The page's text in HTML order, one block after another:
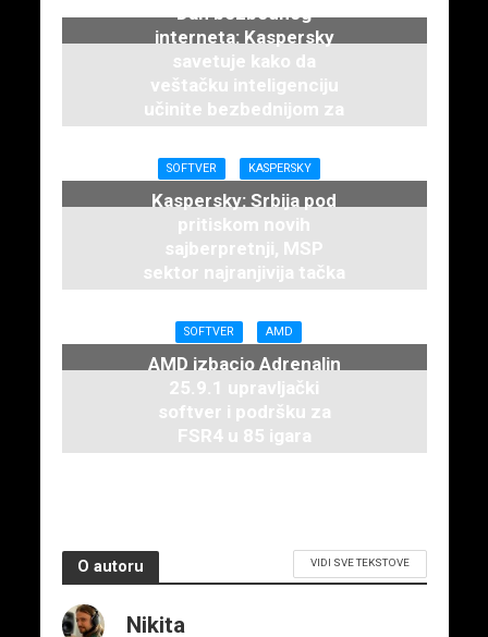
Dan bezbednog
interneta: Kaspersky
savetuje kako da
veštačku inteligenciju
učinite bezbednijom za
decu
12. februara 2026.
SOFTVER KASPERSKY
Kaspersky: Srbija pod
pritiskom novih
sajberpretnji, MSP
sektor najranjivija tačka
SOFTVER AMD
AMD izbacio Adrenalin
25.9.1 upravljački
softver i podršku za
FSR4 u 85 igara
O autoru VIDI SVE TEKSTOVE
Nikita